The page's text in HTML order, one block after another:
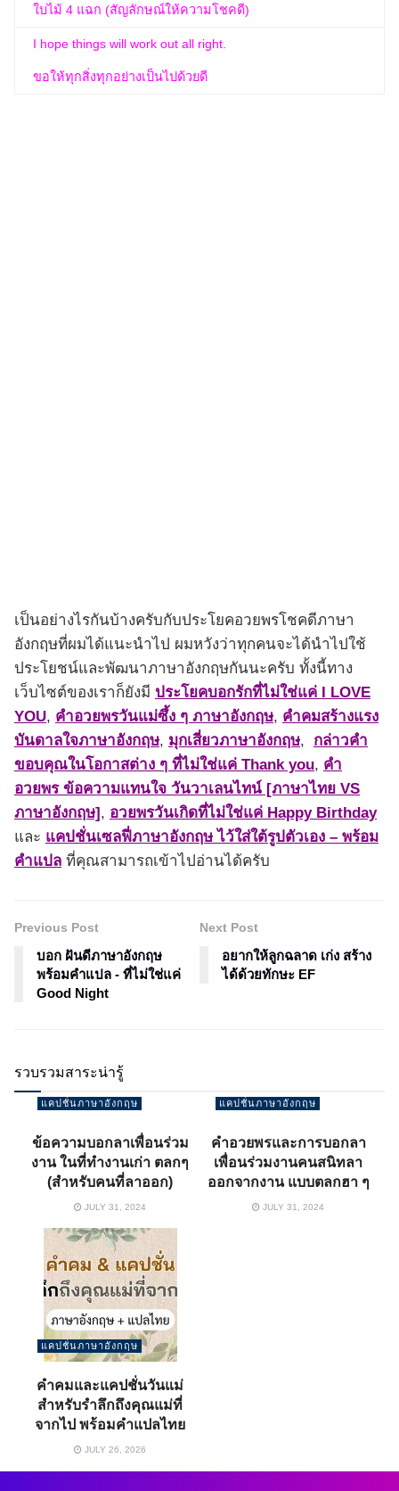
ใบไม้ 4 แฉก (สัญลักษณ์ให้ความโชคดี)
I hope things will work out all right.
ขอให้ทุกสิ่งทุกอย่างเป็นไปด้วยดี
เป็นอย่างไรกันบ้างครับกับประโยคอวยพรโชคดีภาษา
อังกฤษที่ผมได้แนะนำไป ผมหวังว่าทุกคนจะได้นำไปใช้
ประโยชน์และพัฒนาภาษาอังกฤษกันนะครับ ทั้งนี้ทาง
เว็บไซต์ของเราก็ยังมี ประโยคบอกรักที่ไม่ใช่แค่ I LOVE
YOU, คำอวยพรวันแม่ซึ้ง ๆ ภาษาอังกฤษ, คําคมสร้างแรง
บันดาลใจภาษาอังกฤษ, มุกเสี่ยวภาษาอังกฤษ, กล่าวคำ
ขอบคุณในโอกาสต่าง ๆ ที่ไม่ใช่แค่ Thank you, คำ
อวยพร ข้อความแทนใจ วันวาเลนไทน์ [ภาษาไทย VS
ภาษาอังกฤษ] , อวยพรวันเกิดที่ไม่ใช่แค่ Happy Birthday
และ แคปชั่นเซลฟี่ภาษาอังกฤษ ไว้ใส่ใต้รูปตัวเอง – พร้อม
คำแปล ที่คุณสามารถเข้าไปอ่านได้ครับ
Previous Post
บอก ฝันดีภาษาอังกฤษ
พร้อมคำแปล - ที่ไม่ใช่แค่
Good Night
Next Post
อยากให้ลูกฉลาด เก่ง สร้าง
ได้ด้วยทักษะ EF
รวบรวมสาระน่ารู้
แคปชั่นภาษาอังกฤษ
ข้อความบอกลาเพื่อนร่วม
งาน ในที่ทำงานเก่า ตลกๆ
(สำหรับคนที่ลาออก)
JULY 31, 2024
แคปชั่นภาษาอังกฤษ
คำอวยพรและการบอกลา
เพื่อนร่วมงานคนสนิทลา
ออกจากงาน แบบตลกฮา ๆ
JULY 31, 2024
แคปชั่นภาษาอังกฤษ
คำคมและแคปชั่นวันแม่
สำหรับรําลึกถึงคุณแม่ที่
จากไป พร้อมคำแปลไทย
JULY 26, 2026